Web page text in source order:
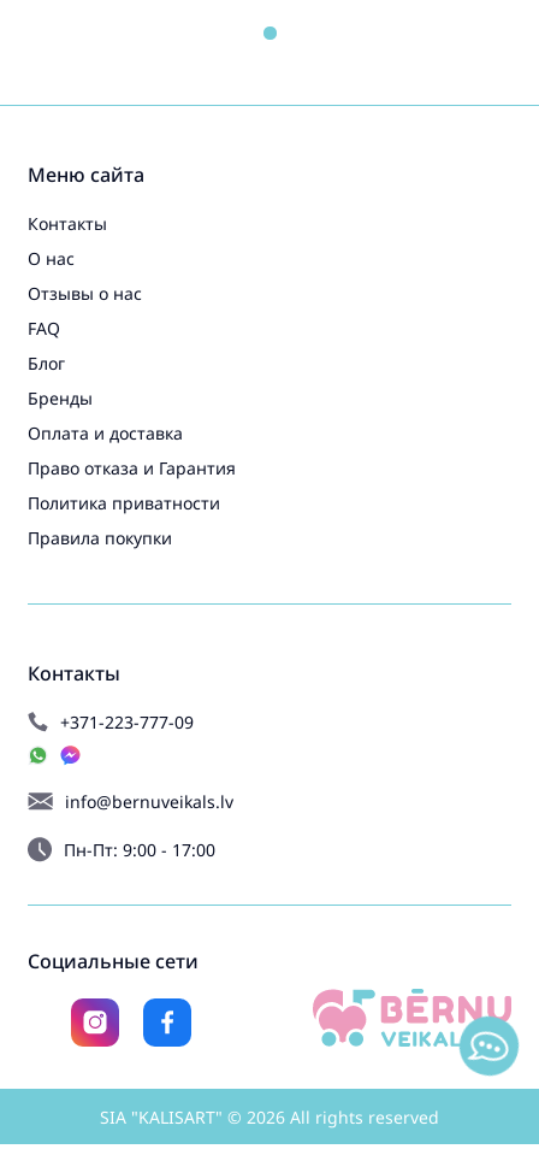
Контакты
+371-223-777-09
info@bernuveikals.lv
Пн-Пт: 9:00 - 17:00
Меню сайта
Контакты
О нас
Отзывы о нас
FAQ
Блог
Бренды
Оплата и доставка
Право отказа и Гарантия
Политика приватности
Правила покупки
Социальные сети
SIA "KALISART" © 2026 All rights reserved